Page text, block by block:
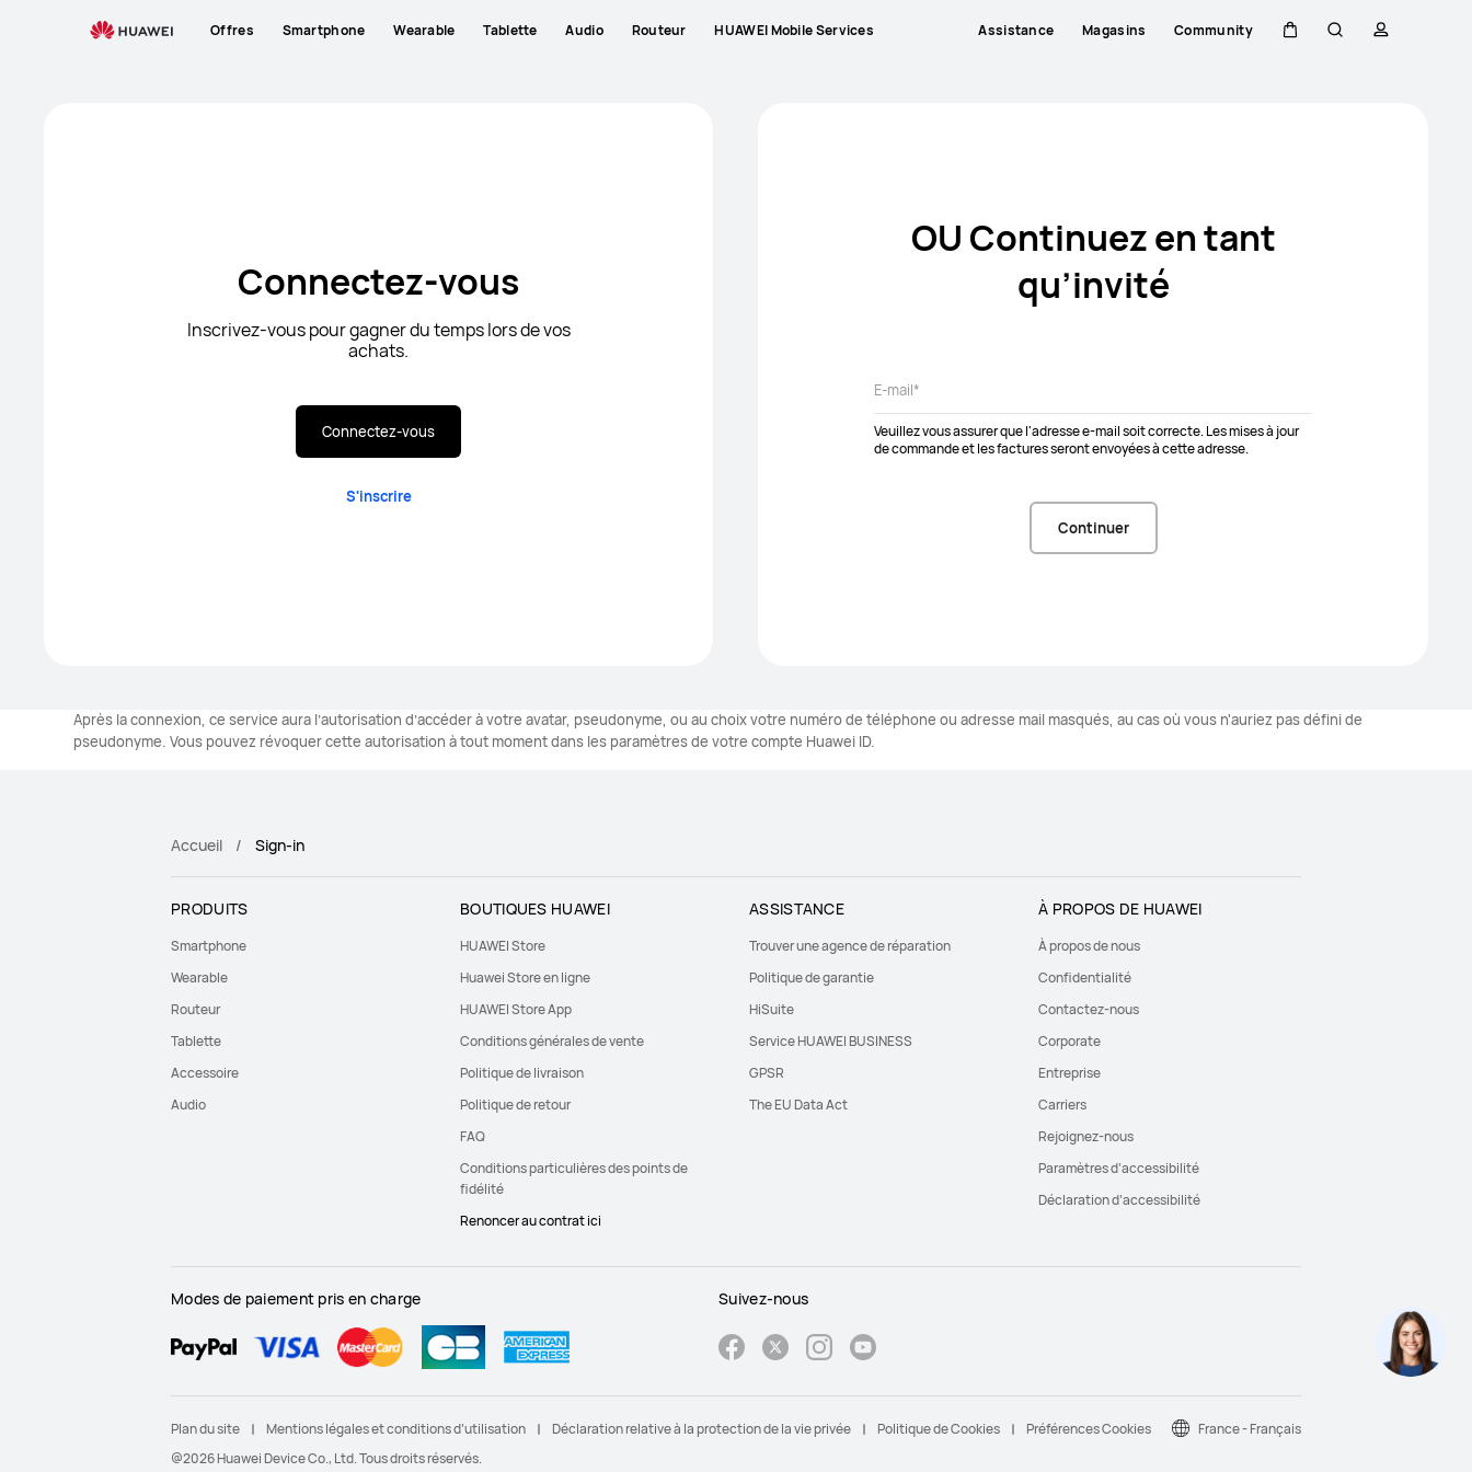
Sign-
Offres Smartphone Wearable Tablette Audio Routeur HUAWEI Mobile Services Assistance Magasins Community
Connectez-vous
Inscrivez-vous pour gagner du temps lors de vos
achats.
Connectez-vous
S'inscrire
OU Continuez en tant
qu’invité
Veuillez vous assurer que l'adresse e-mail soit correcte. Les mises à jour
de commande et les factures seront envoyées à cette adresse.
Continuer
Après la connexion, ce service aura l’autorisation d’accéder à votre avatar, pseudonyme, ou au choix votre numéro de téléphone ou adresse mail masqués, au cas où vous n'auriez pas défini de
pseudonyme. Vous pouvez révoquer cette autorisation à tout moment dans les paramètres de votre compte Huawei ID.
Accueil Sign-in
PRODUITS
Smartphone
Wearable
Routeur
Tablette
Accessoire
Audio
BOUTIQUES HUAWEI
HUAWEI Store
Huawei Store en ligne
HUAWEI Store App
Conditions générales de vente
Politique de livraison
Politique de retour
FAQ
Conditions particulières des points de
fidélité
Renoncer au contrat ici
ASSISTANCE
Trouver une agence de réparation
Politique de garantie
HiSuite
Service HUAWEI BUSINESS
GPSR
The EU Data Act
À PROPOS DE HUAWEI
À propos de nous
Confidentialité
Contactez-nous
Corporate
Entreprise
Carriers
Rejoignez-nous
Paramètres d’accessibilité
Déclaration d’accessibilité
Modes de paiement pris en charge Suivez-nous
@2026 Huawei Device Co., Ltd. Tous droits réservés.
Plan du site Mentions légales et conditions d’utilisation Déclaration relative à la protection de la vie privée Politique de Cookies Préférences Cookies France - Français